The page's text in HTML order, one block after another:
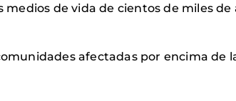
de vida de cientos de miles
afectadas por encima de